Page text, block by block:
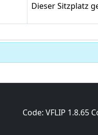
Dieser Sitzplatz
Code: VFLIP 1.8.65